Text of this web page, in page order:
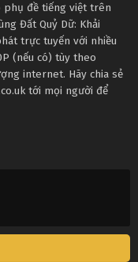
phụ đề tiếng việt trên
Đất Quỷ Dữ: Khải
trực tuyến với nhiều
(nếu có) tùy theo
internet. Hãy chia sẻ
tới mọi người để